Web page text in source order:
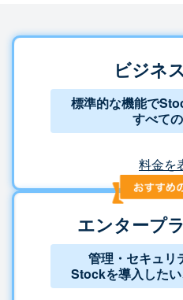
ビジネ
標準的な機能で
すべて
料金を
エンタープ
管理・セキュリ
Stockを導入した